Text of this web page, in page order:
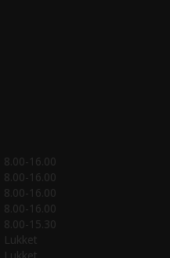
8.00-16.00
8.00-16.00
8.00-16.00
8.00-16.00
8.00-15.30
Lukket